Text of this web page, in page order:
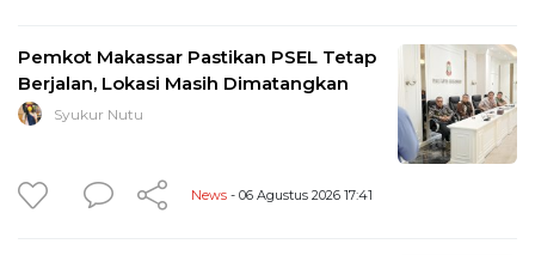
Pemkot Makassar Pastikan PSEL Tetap
Berjalan, Lokasi Masih Dimatangkan
Syukur Nutu
News - 06 Agustus 2026 17:41